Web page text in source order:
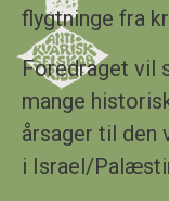
flygtninge fra
Foredraget vil
mange
årsager til den
i Israel/